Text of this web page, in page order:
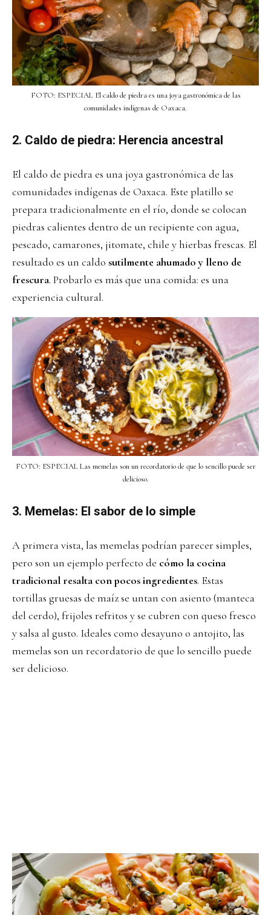
FOTO: ESPECIAL El caldo de piedra es una joya gastronómica de las
comunidades indígenas de Oaxaca.
2. Caldo de piedra: Herencia ancestral
El caldo de piedra es una joya gastronómica de las
comunidades indígenas de Oaxaca. Este platillo se
prepara tradicionalmente en el río, donde se colocan
piedras calientes dentro de un recipiente con agua,
pescado, camarones, jitomate, chile y hierbas frescas. El
resultado es un caldo sutilmente ahumado y lleno de
frescura. Probarlo es más que una comida: es una
experiencia cultural.
FOTO: ESPECIAL Las memelas son un recordatorio de que lo sencillo puede ser
delicioso.
3. Memelas: El sabor de lo simple
A primera vista, las memelas podrían parecer simples,
pero son un ejemplo perfecto de cómo la cocina
tradicional resalta con pocos ingredientes. Estas
tortillas gruesas de maíz se untan con asiento (manteca
del cerdo), frijoles refritos y se cubren con queso fresco
y salsa al gusto. Ideales como desayuno o antojito, las
memelas son un recordatorio de que lo sencillo puede
ser delicioso.